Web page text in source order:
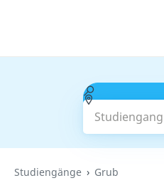
Studiengang
Studiengänge Grub